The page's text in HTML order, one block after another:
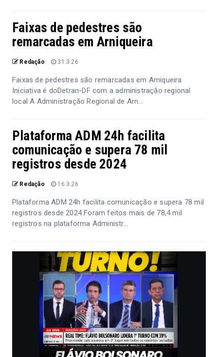
Faixas de pedestres são
remarcadas em Arniqueira
Redação 31.3.26
Faixas de pedestres são remarcadas em Arniqueira
Iniciativa é doDetran-DF com a administração regional
local A Administração Regional de Arn...
Plataforma ADM 24h facilita
comunicação e supera 78 mil
registros desde 2024
Redação 16.3.26
Plataforma ADM 24h facilita comunicação e supera 78 mil
registros desde 2024 Foram feitos mais de 78,4 mil
registros na plataforma Administr...